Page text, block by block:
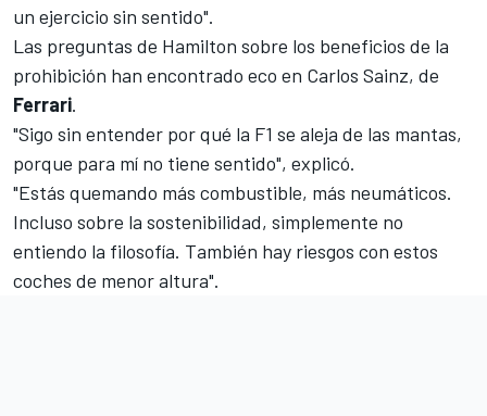
un ejercicio sin sentido".
Las preguntas de Hamilton sobre los beneficios de la
prohibición han encontrado eco en Carlos Sainz, de
Ferrari.
"Sigo sin entender por qué la F1 se aleja de las mantas,
porque para mí no tiene sentido", explicó.
"Estás quemando más combustible, más neumáticos.
Incluso sobre la sostenibilidad, simplemente no
entiendo la filosofía. También hay riesgos con estos
coches de menor altura".